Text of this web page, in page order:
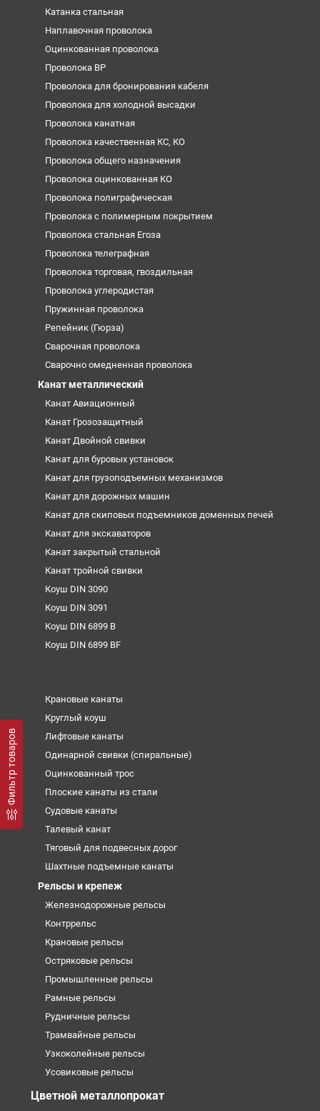
Фильтр товаров
Катанка стальная
Наплавочная проволока
Оцинкованная проволока
Проволока ВР
Проволока для бронирования кабеля
Проволока для холодной высадки
Проволока канатная
Проволока качественная КС, КО
Проволока общего назначения
Проволока оцинкованная КО
Проволока полиграфическая
Проволока с полимерным покрытием
Проволока стальная Егоза
Проволока телеграфная
Проволока торговая, гвоздильная
Проволока углеродистая
Пружинная проволока
Репейник (Гюрза)
Сварочная проволока
Сварочно омедненная проволока
Канат металлический
Канат Авиационный
Канат Грозозащитный
Канат Двойной свивки
Канат для буровых установок
Канат для грузоподъемных механизмов
Канат для дорожных машин
Канат для скиповых подъемников доменных печей
Канат для экскаваторов
Канат закрытый стальной
Канат тройной свивки
Коуш DIN 3090
Коуш DIN 3091
Коуш DIN 6899 B
Коуш DIN 6899 BF
Крановые канаты
Круглый коуш
Лифтовые канаты
Одинарной свивки (спиральные)
Оцинкованный трос
Плоские канаты из стали
Судовые канаты
Талевый канат
Тяговый для подвесных дорог
Шахтные подъемные канаты
Рельсы и крепеж
Железнодорожные рельсы
Контррельс
Крановые рельсы
Остряковые рельсы
Промышленные рельсы
Рамные рельсы
Рудничные рельсы
Трамвайные рельсы
Узкоколейные рельсы
Усовиковые рельсы
Цветной металлопрокат